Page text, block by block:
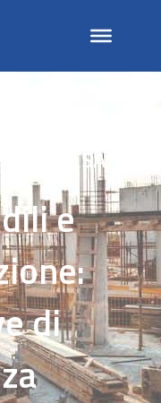
IMPRESA
e
di